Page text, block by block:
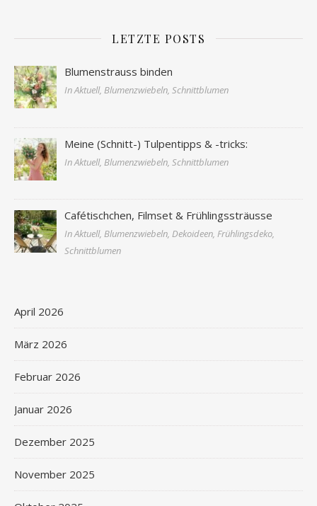
LETZTE POSTS
Blumenstrauss binden
In Aktuell, Blumenzwiebeln, Schnittblumen
Meine (Schnitt-) Tulpentipps & -tricks:
In Aktuell, Blumenzwiebeln, Schnittblumen
Cafétischchen, Filmset & Frühlingssträusse
In Aktuell, Blumenzwiebeln, Dekoideen, Frühlingsdeko,
Schnittblumen
April 2026
März 2026
Februar 2026
Januar 2026
Dezember 2025
November 2025